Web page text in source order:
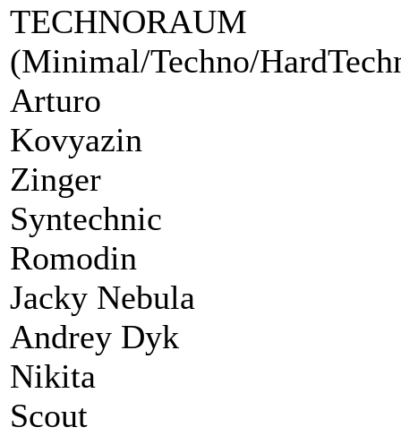
(Minimal/Techno/
Arturo
Kovyazin
Zinger
Syntechnic
Romodin
Jacky Nebula
Andrey Dyk
Nikita
Scout